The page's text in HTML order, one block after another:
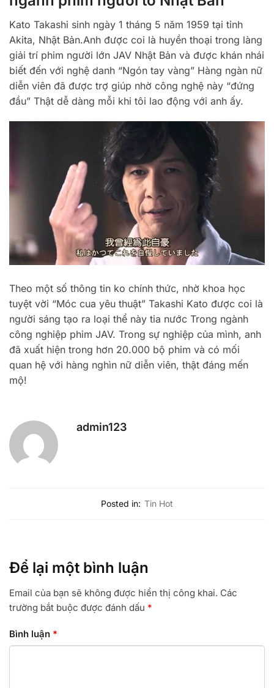
Kato Takashi sinh ngày 1 tháng 5 năm 1959 tại tỉnh
Akita, Nhật Bản.Anh được coi là huyền thoại trong làng
giải trí phim người lớn JAV Nhật Bản và được khán nhái
biết đến với nghệ danh “Ngón tay vàng” Hàng ngàn nữ
diễn viên đã được trợ giúp nhờ công nghệ này “đứng
đầu” Thật dễ dàng mỗi khi tôi lao động với anh ấy.
Theo một số thông tin ko chính thức, nhờ khoa học
tuyệt vời “Móc cua yêu thuật” Takashi Kato được coi là
người sáng tạo ra loại thể này tia nước Trong ngành
công nghiệp phim JAV. Trong sự nghiệp của mình, anh
đã xuất hiện trong hơn 20.000 bộ phim và có mối
quan hệ với hàng nghìn nữ diễn viên, thật đáng mến
mộ!
admin123
Posted in: Tin Hot
Để lại một bình luận
Email của bạn sẽ không được hiển thị công khai. Các
trường bắt buộc được đánh dấu *
Bình luận *